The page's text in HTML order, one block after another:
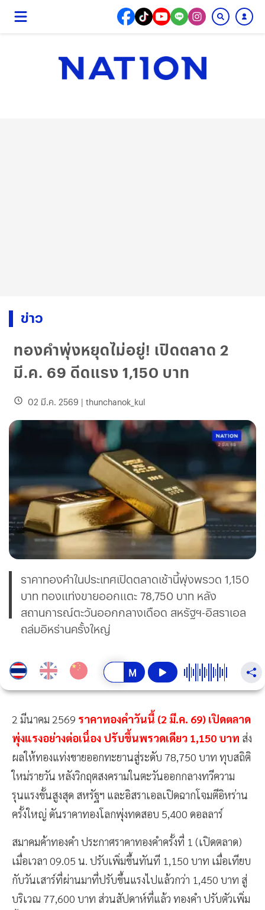
ข่าว
ทองคำพุ่งหยุดไม่อยู่! เปิดตลาด 2
มี.ค. 69 ดีดแรง 1,150 บาท
02 มี.ค. 2569 | thunchanok_kul
ราคาทองคำในประเทศเปิดตลาดเช้านี้พุ่งพรวด 1,150
บาท ทองแท่งขายออกแตะ 78,750 บาท หลัง
สถานการณ์ตะวันออกกลางเดือด สหรัฐฯ-อิสราเอล
ถล่มอิหร่านครั้งใหญ่
2 มีนาคม 2569 ราคาทองคำวันนี้ (2 มี.ค. 69) เปิดตลาด
พุ่งแรงอย่างต่อเนื่อง ปรับขึ้นพรวดเดียว 1,150 บาท ส่ง
ผลให้ทองแท่งขายออกทะยานสู่ระดับ 78,750 บาท ทุบสถิติ
ใหม่รายวัน หลังวิกฤตสงครามในตะวันออกกลางทวีความ
รุนแรงขั้นสูงสุด สหรัฐฯ และอิสราเอลเปิดฉากโจมตีอิหร่าน
ครั้งใหญ่ ดันราคาทองโลกพุ่งทดสอบ 5,400 ดอลลาร์
สมาคมค้าทองคำ ประกาศราคาทองคำครั้งที่ 1 (เปิดตลาด)
เมื่อเวลา 09.05 น. ปรับเพิ่มขึ้นทันที 1,150 บาท เมื่อเทียบ
กับวันเสาร์ที่ผ่านมาที่ปรับขึ้นแรงไปแล้วกว่า 1,450 บาท สู่
บริเวณ 77,600 บาท ส่วนสัปดาห์ที่แล้ว ทองคำ ปรับตัวเพิ่ม